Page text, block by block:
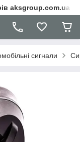
aksgroup.com.ua
сигнали